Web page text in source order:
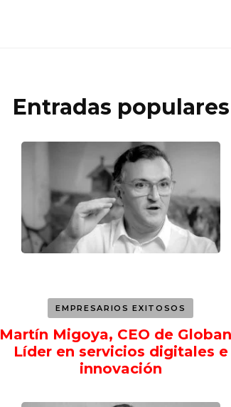
Entradas populares
EMPRESARIOS EXITOSOS
Martín Migoya, CEO de
Líder en servicios digitales e
innovación